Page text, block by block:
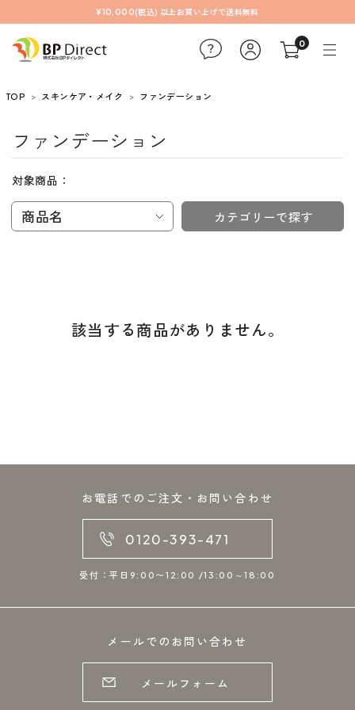
¥10,000(税込) 以上お買い上げで送料無料
0
TOP スキンケア・メイク ファンデーション
ファンデーション
対象商品：
商品名 カテゴリーで探す
該当する商品がありません。
お電話でのご注文・お問い合わせ
0120-393-471
受付：平日9:00〜12:00 /13:00～18:00
メールでのお問い合わせ
メールフォーム